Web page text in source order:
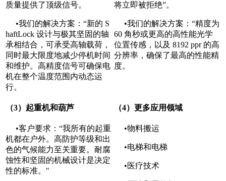
质量提供了顶级信号。
•我们的解决方案：“新的 S
haftLock 设计与极其坚固的轴
承相结合，可承受高轴载荷，
同时最大限度地减少停机时间
和维护。高精度信号可确保电
机在整个温度范围内动态运
行。
将立即被拒绝”。
•我们的解决方案：“精度为
60 角秒或更高的高性能光学
位置传感，以及 8192 ppr 的高
分辨率，确保了最高的性能精
度。
（3）起重机和葫芦 （4）更多应用领域
•客户要求：“我所有的起重
机都在户外。高防护等级和出
色的气候能力至关重要。耐腐
蚀性和坚固的机械设计是决定
性的标准。"
•物料搬运
•电梯和电梯
•医疗技术